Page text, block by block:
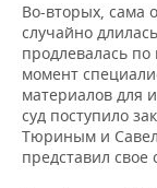
Во-вторых, сама
случайно
продлевалась
момент
материалов для
суд поступило
Тюриным и
представил свое